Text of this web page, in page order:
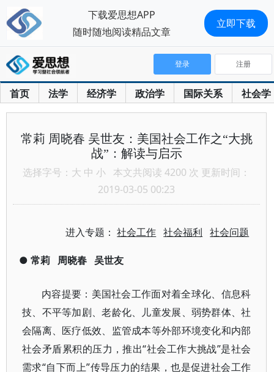
首页 法学 经济学 政治学 国际关系 社会学
登录 注册
常莉 周晓春 吴世友：美国社会工作之“大挑
战”：解读与启示
选择字号： 大 中 小 本文共阅读 4200 次 更新时间：
2019-03-05 00:23
进入专题：社会工作 社会福利 社会问题
● 常莉 周晓春 吴世友
内容提要：美国社会工作面对着全球化、信息科
技、不平等加剧、老龄化、儿童发展、弱势群体、社
会隔离、医疗低效、监管成本等外部环境变化和内部
社会矛盾累积的压力，推出“社会工作大挑战”是社会
需求“自下而上”传导压力的结果，也是促进社会工作
下载爱思想APP
随时随地阅读精品文章
立即下载